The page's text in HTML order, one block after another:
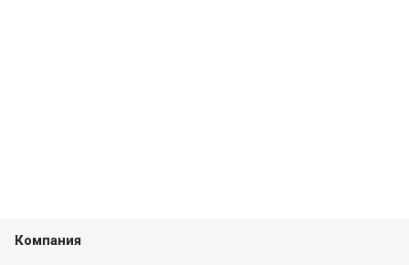
Компания